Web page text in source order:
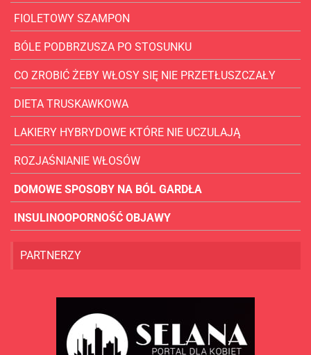
FIOLETOWY SZAMPON
BÓLE PODBRZUSZA PO STOSUNKU
CO ZROBIĆ ŻEBY WŁOSY SIĘ NIE PRZETŁUSZCZAŁY
DIETA TRUSKAWKOWA
LAKIERY HYBRYDOWE KTÓRE NIE UCZULAJĄ
ROZJAŚNIANIE WŁOSÓW
DOMOWE SPOSOBY NA BÓL GARDŁA
INSULINOOPORNOŚĆ OBJAWY
PARTNERZY